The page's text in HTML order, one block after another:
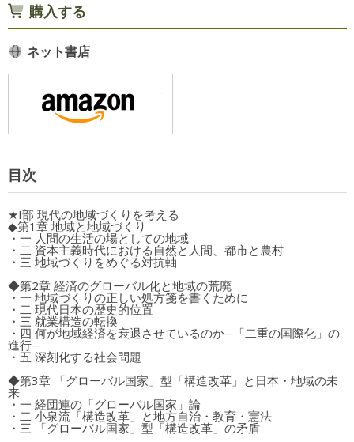
購入する
ネット書店
目次
★I部 現代の地域づくりを考える
◆第1章 地域と地域づくり
・一 人間の生活の場としての地域
・二 資本主義時代における自然と人間、都市と農村
・三 地域づくりをめぐる対抗軸
◆第2章 経済のグローバル化と地域の荒廃
・一 地域づくりの正しい処方箋を書くために
・二 現代日本の歴史的位置
・三 就業構造の転換
・四 何が地域経済を衰退させているのか─「二重の国際化」の
進行─
・五 深刻化する社会問題
◆第3章 「グローバル国家」型「構造改革」と日本・地域の未
来
・一 経団連の「グローバル国家」論
・二 小泉流「構造改革」と地方自治・教育・憲法
・三 「グローバル国家」型「構造改革」の矛盾